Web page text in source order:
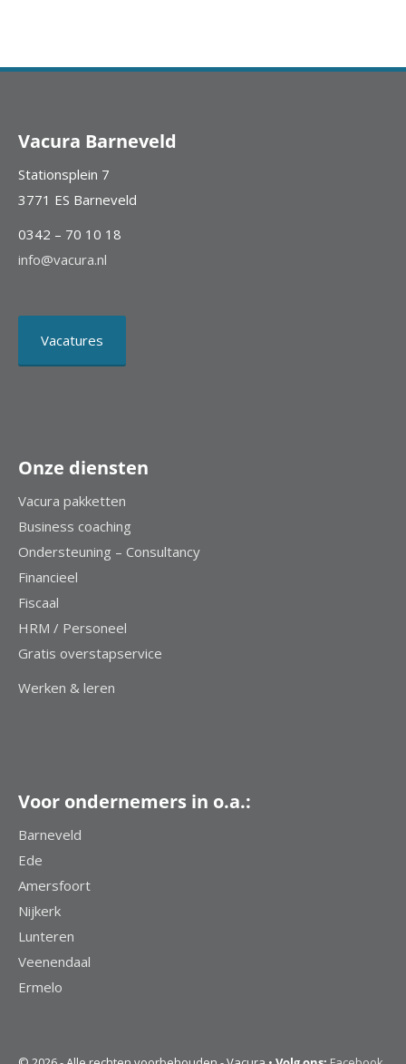
Vacura Barneveld
Stationsplein 7
3771 ES Barneveld
0342 – 70 10 18
info@vacura.nl
Vacatures
Onze diensten
Vacura pakketten
Business coaching
Ondersteuning – Consultancy
Financieel
Fiscaal
HRM / Personeel
Gratis overstapservice
Werken & leren
Voor ondernemers in o.a.:
Barneveld
Ede
Amersfoort
Nijkerk
Lunteren
Veenendaal
Ermelo